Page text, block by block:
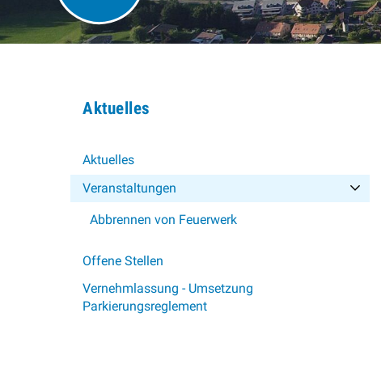
Subnavigation
Aktuelles
Aktuelles
Veranstaltungen
Abbrennen von Feuerwerk
Offene Stellen
Vernehmlassung - Umsetzung
Parkierungsreglement